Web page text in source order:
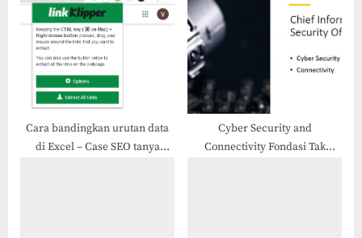
o
:
s
t
:
Cara bandingkan urutan data
di Excel – Case SEO tanya
Cyber Security and
Connectivity Fondasi Tak